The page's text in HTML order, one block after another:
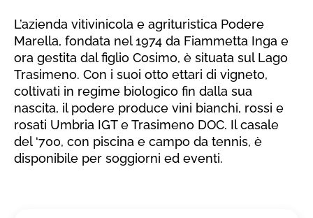
L’azienda vitivinicola e agrituristica Podere
Marella, fondata nel 1974 da Fiammetta Inga e
ora gestita dal figlio Cosimo, è situata sul Lago
Trasimeno. Con i suoi otto ettari di vigneto,
coltivati in regime biologico fin dalla sua
nascita, il podere produce vini bianchi, rossi e
rosati Umbria IGT e Trasimeno DOC. Il casale
del ‘700, con piscina e campo da tennis, è
disponibile per soggiorni ed eventi.